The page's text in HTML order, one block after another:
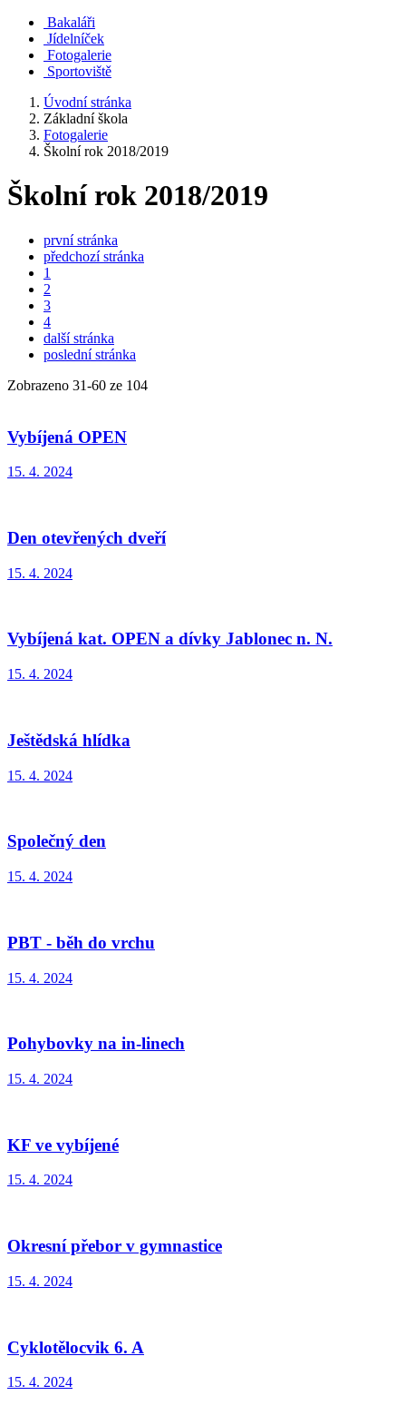
Bakaláři
Jídelníček
Fotogalerie
Sportoviště
Úvodní stránka
Základní škola
Fotogalerie
Školní rok 2018/2019
Školní rok 2018/2019
první stránka
předchozí stránka
1
2
3
4
další stránka
poslední stránka
Zobrazeno 31-60 ze 104
Vybíjená OPEN
15. 4. 2024
Den otevřených dveří
15. 4. 2024
Vybíjená kat. OPEN a dívky Jablonec n. N.
15. 4. 2024
Ještědská hlídka
15. 4. 2024
Společný den
15. 4. 2024
PBT - běh do vrchu
15. 4. 2024
Pohybovky na in-linech
15. 4. 2024
KF ve vybíjené
15. 4. 2024
Okresní přebor v gymnastice
15. 4. 2024
Cyklotělocvik 6. A
15. 4. 2024